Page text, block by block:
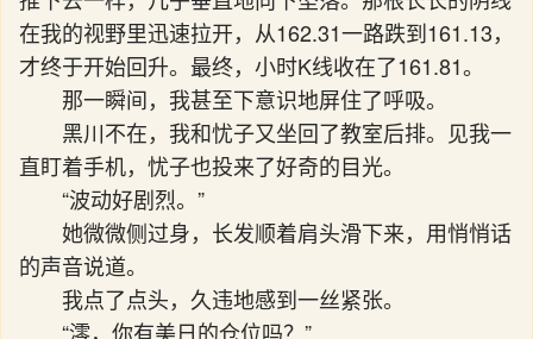
在我的视野里迅速拉开，从162.31一路跌到161.13，
才终于开始回升。最终，小时K线收在了161.81。
那一瞬间，我甚至下意识地屏住了呼吸。
黑川不在，我和忧子又坐回了教室后排。见我一
直盯着手机，忧子也投来了好奇的目光。
“波动好剧烈。”
她微微侧过身，长发顺着肩头滑下来，用悄悄话
的声音说道。
我点了点头，久违地感到一丝紧张。
“澪，你有美日的仓位吗？”